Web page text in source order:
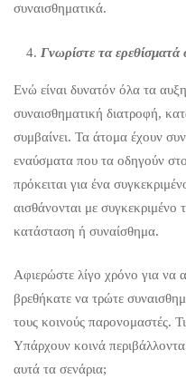
συναισθηματικά.
Γνωρίστε τα ερεθίσματά
Ενώ είναι δυνατόν όλα τα
συναισθηματική διατροφή,
συμβαίνει. Τα άτομα έχουν
εναύσματα που τα οδηγούν
πρόκειται για ένα
αισθάνονται με συγκεκριμένο
κατάσταση ή συναίσθημα.
Αφιερώστε λίγο χρόνο για να
βρεθήκατε να τρώτε
τους κοινούς παρονομαστές.
Υπάρχουν κοινά
αυτά τα σενάρια;